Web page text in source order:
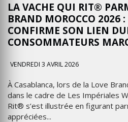
LA VACHE QUI RIT®
BRAND MOROCCO 2026
CONFIRME SON LIEN
CONSOMMATEURS
VENDREDI 3 AVRIL 2026
À Casablanca, lors de la Love
dans le cadre de Les Impériales
Rit® s’est illustrée en figurant
appréciées...